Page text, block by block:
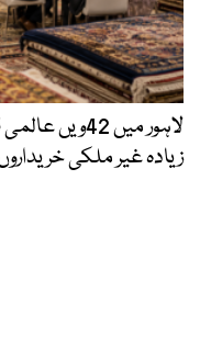
زیادہ غیر ملکی